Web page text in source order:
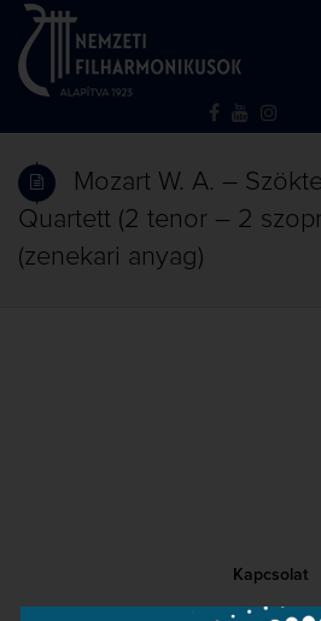
Mozart W. A. –
Quartett (2 tenor – 2
(zenekari anyag)
Kapcsolat
Közérdekű